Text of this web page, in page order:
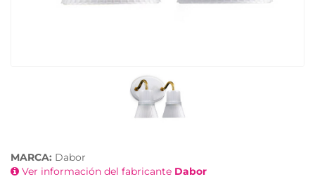
MARCA: Dabor
Ver información del fabricante Dabor